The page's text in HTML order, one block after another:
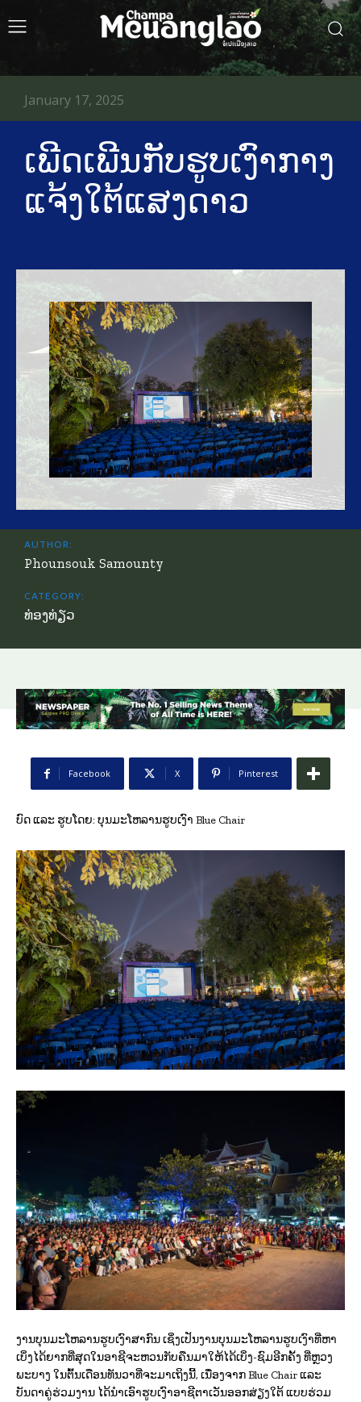
ເພີດເພີນກັບຮູບເງົາກາງ
ແຈ້ງໃຕ້ແສງດາວ
January 17, 2025
AUTHOR:
Phounsouk Samounty
CATEGORY:
ທ່ອງທ່ຽວ
Facebook X Pinterest
ບົດ ແລະ ຮູບໂດຍ: ບຸນມະໂຫລານຮູບເງົາ Blue Chair
ງານບຸນມະໂຫລານຮູບເງົາສາກົນ ເຊິ່ງເປັນງານບຸນມະໂຫລານຮູບເງົາທີ່ຫາ
ເບິ່ງໄດ້ຍາກທີ່ສຸດໃນອາຊີຈະຫວນກັບຄືນມາໃຫ້ໄດ້ເບິ່ງ-ຊົມອີກຄັ້ງ ທີ່ຫຼວງ
ພະບາງ ໃນຕົ້ນເດືອນທັນວາທີ່ຈະມາເຖິງນີ້, ເນື່ອງຈາກ Blue Chair ແລະ
ບັນດາຄູ່ຮ່ວມງານ ໄດ້ນໍາເອົາຮູບເງົາອາຊີຕາເວັນອອກສ່ຽງໃຕ້ ແບບຮ່ວມ